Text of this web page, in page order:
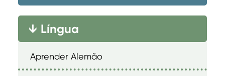
→ Língua
Aprender Alemão